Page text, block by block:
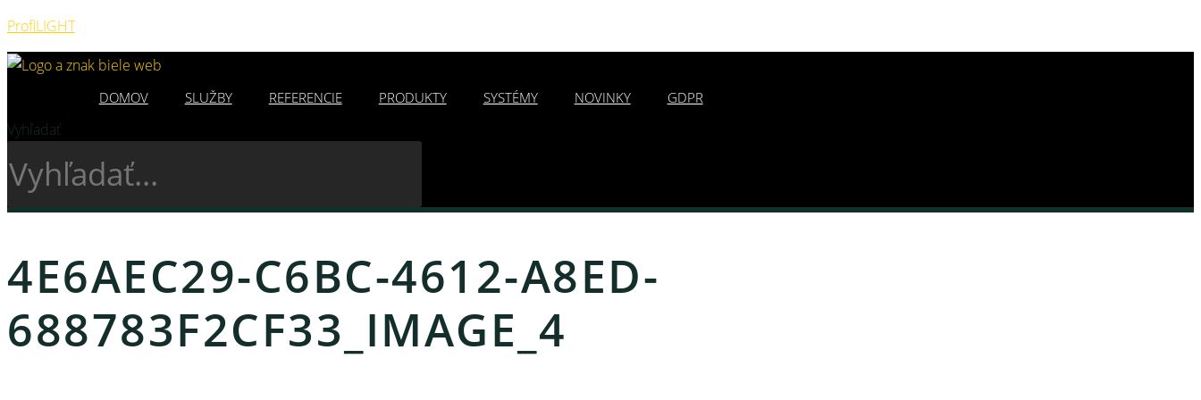
ProfiLIGHT
DOMOV SLUŽBY REFERENCIE PRODUKTY SYSTÉMY NOVINKY GDPR
Vyhľadať
4E6AEC29-C6BC-4612-A8ED-
688783F2CF33_IMAGE_4